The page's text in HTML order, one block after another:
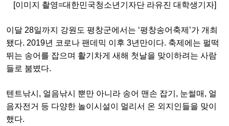
[이미지 촬영=대한민국청소년기자단 라유진 대학생기자]
이달 28일까지 강원도 평창군에서는 ‘평창송어축제’가 개최
됐다. 2019년 코로나 팬데믹 이후 3년만이다. 축제에는 펄떡
뛰는 송어를 잡으며 활기차게 새해 첫날을 맞이하려는 사람
들로 붐볐다.
텐트낚시, 얼음낚시 뿐만 아니라 송어 맨손 잡기, 눈썰매, 얼
음자전거 등 다양한 놀이시설이 멀리서 온 외지인들을 맞이
했다.